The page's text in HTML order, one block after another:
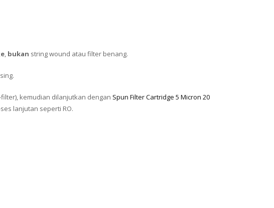
, bukan string wound atau filter benang.
kemudian dilanjutkan dengan Spun Filter Cartridge 5 Micron 20
lanjutan seperti RO.